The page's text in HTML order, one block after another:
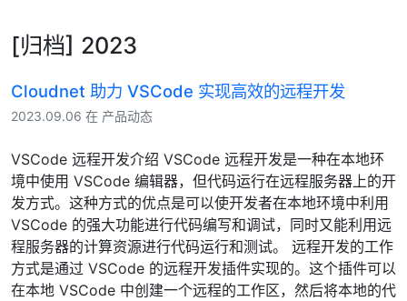
[归档] 2023
Cloudnet 助力 VSCode 实现高效的远程开发
2023.09.06 在 产品动态
VSCode 远程开发介绍 VSCode 远程开发是一种在本地环
境中使用 VSCode 编辑器，但代码运行在远程服务器上的开
发方式。这种方式的优点是可以使开发者在本地环境中利用
VSCode 的强大功能进行代码编写和调试，同时又能利用远
程服务器的计算资源进行代码运行和测试。 远程开发的工作
方式是通过 VSCode 的远程开发插件实现的。这个插件可以
在本地 VSCode 中创建一个远程的工作区，然后将本地的代